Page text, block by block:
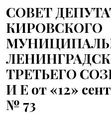
ОБЩЕСТВО
С рабочим визитом
ОБЩЕСТВО
Особенный
29 ИЮЛЯ 2026
ОБЩЕСТВО
Юлия Бахир в
Ленобласти стала
СОВЕТ
КИРОВСКОГО
ТРЕТЬЕГО
И Е от «12»
№ 73